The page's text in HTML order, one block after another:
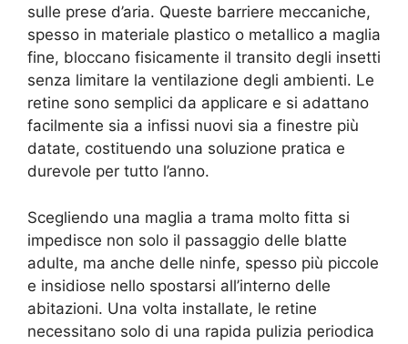
sulle prese d’aria. Queste barriere meccaniche,
spesso in materiale plastico o metallico a maglia
fine, bloccano fisicamente il transito degli insetti
senza limitare la ventilazione degli ambienti. Le
retine sono semplici da applicare e si adattano
facilmente sia a infissi nuovi sia a finestre più
datate, costituendo una soluzione pratica e
durevole per tutto l’anno.
Scegliendo una maglia a trama molto fitta si
impedisce non solo il passaggio delle blatte
adulte, ma anche delle ninfe, spesso più piccole
e insidiose nello spostarsi all’interno delle
abitazioni. Una volta installate, le retine
necessitano solo di una rapida pulizia periodica